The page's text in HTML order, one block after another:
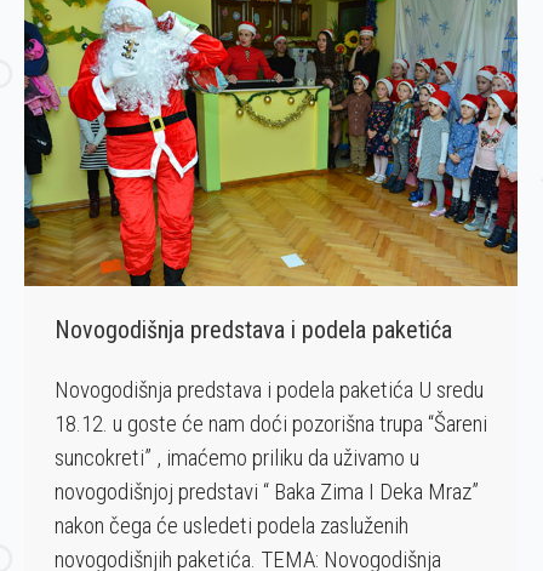
Novogodišnja predstava i podela paketića
Novogodišnja predstava i podela paketića U sredu
18.12. u goste će nam doći pozorišna trupa “Šareni
suncokreti” , imaćemo priliku da uživamo u
novogodišnjoj predstavi “ Baka Zima I Deka Mraz”
nakon čega će usledeti podela zasluženih
novogodišnjih paketića. TEMA: Novogodišnja